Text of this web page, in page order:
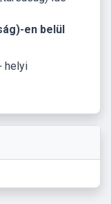
en belül
helyi